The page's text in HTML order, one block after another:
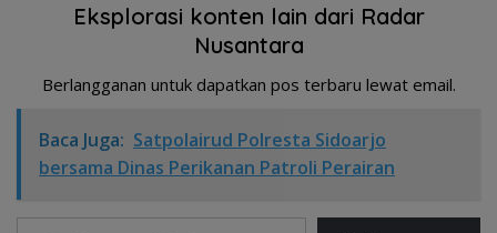
Eksplorasi konten lain dari Radar
Nusantara
Berlangganan untuk dapatkan pos terbaru lewat email.
Baca Juga: Satpolairud Polresta Sidoarjo
bersama Dinas Perikanan Patroli Perairan
Ketikkan email Anda...